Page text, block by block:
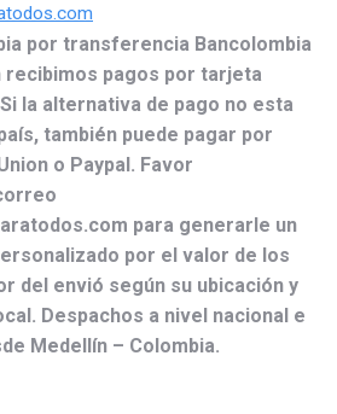
por transferencia Bancolombia
recibimos pagos por tarjeta
la alternativa de pago no esta
también puede pagar por
o Paypal. Favor
para generarle un
por el valor de los
del envió según su ubicación y
Despachos a nivel nacional e
Medellín – Colombia.